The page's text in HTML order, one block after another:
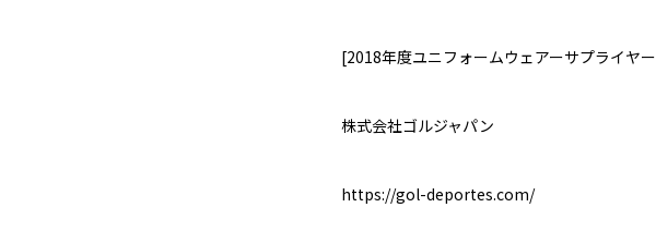
[2018年度ユニフォームウェアーサプライヤー
株式会社ゴルジャパン
https://gol-deportes.com/